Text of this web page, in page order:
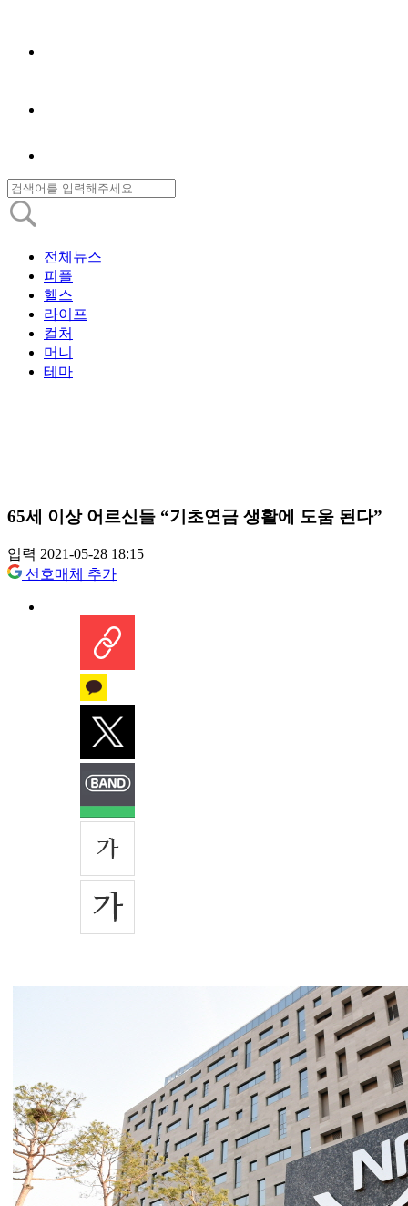
전체뉴스
피플
헬스
라이프
컬처
머니
테마
65세 이상 어르신들 “기초연금 생활에 도움 된다”
입력 2021-05-28 18:15
선호매체 추가